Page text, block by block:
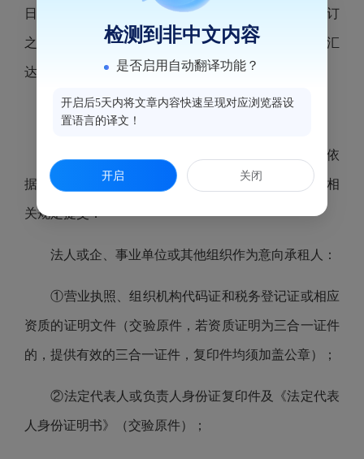
日内将竞价服务费汇达本中心指定账户、应于合同签订
之日将第一期租金、水电费押金和履约保证金等款项汇
达出租方指定账户。
（4）其他详见租赁合同。
9、意向承租人现场资格审核应提供的竞价材料依
据《福州海峡纵横电子竞价平台资产招租办理规程》相
关规定提交：
法人或企、事业单位或其他组织作为意向承租人：
①营业执照、组织机构代码证和税务登记证或相应
资质的证明文件（交验原件，若资质证明为三合一证件
的，提供有效的三合一证件，复印件均须加盖公章）；
②法定代表人或负责人身份证复印件及《法定代表
人身份证明书》（交验原件）；
检测到非中文内容
是否启用自动翻译功能？
开启后5天内将文章内容快速呈现对应浏览器设
置语言的译文！
开启 关闭